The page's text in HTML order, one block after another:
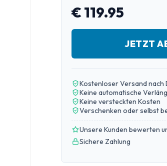
€ 119.95
JETZT
Kostenloser Versand nach
Keine automatische
Keine versteckten Kosten
Verschenken oder selbst
Unsere Kunden bewerten
Sichere Zahlung